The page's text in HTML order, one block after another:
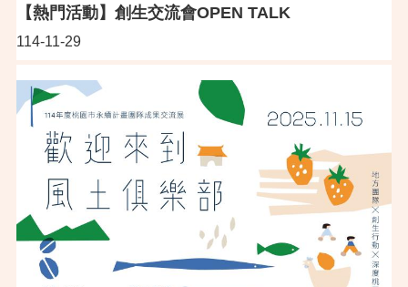
【熱門活動】創生交流會OPEN TALK
114-11-29